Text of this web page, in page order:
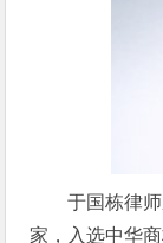
于国栋律
家，入选中华